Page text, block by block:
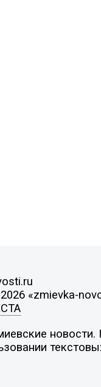
«zmievka-
новости.